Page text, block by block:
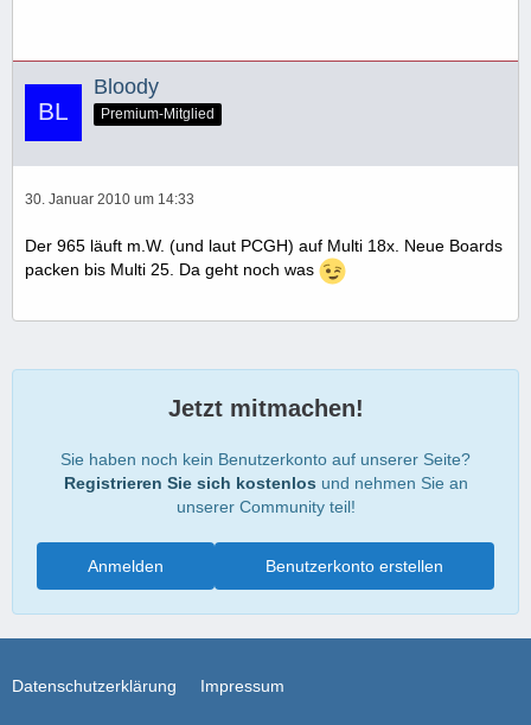
Bloody
Premium-Mitglied
30. Januar 2010 um 14:33
Der 965 läuft m.W. (und laut PCGH) auf Multi 18x. Neue Boards
packen bis Multi 25. Da geht noch was
Jetzt mitmachen!
Sie haben noch kein Benutzerkonto auf unserer Seite?
Registrieren Sie sich kostenlos und nehmen Sie an
unserer Community teil!
Benutzerkonto erstellen
Anmelden
Datenschutzerklärung Impressum